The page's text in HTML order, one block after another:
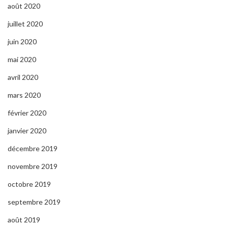
août 2020
juillet 2020
juin 2020
mai 2020
avril 2020
mars 2020
février 2020
janvier 2020
décembre 2019
novembre 2019
octobre 2019
septembre 2019
août 2019